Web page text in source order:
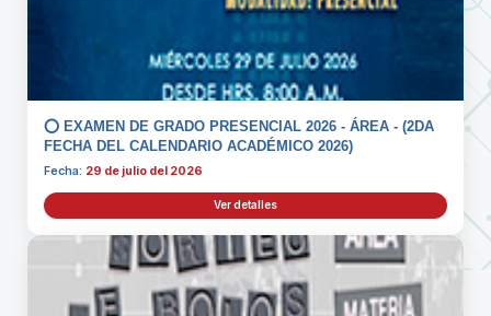
⭕️ EXAMEN DE GRADO PRESENCIAL 2026 - ÁREA - (2DA
FECHA DEL CALENDARIO ACADÉMICO 2026)
Fecha: 29 de julio del 2026
Ver detalles